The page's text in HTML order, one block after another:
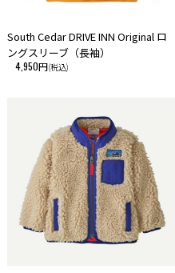
South Cedar DRIVE INN Original ロ
ングスリーブ（長袖）
4,950円(税込)